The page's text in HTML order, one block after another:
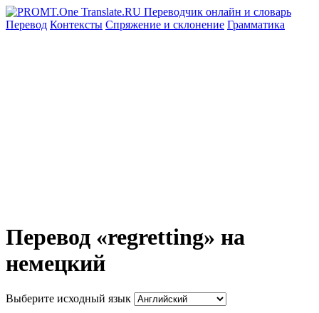
Перевод Контексты Спряжение и склонение Грамматика
Перевод «regretting» на
немецкий
Выберите исходный язык